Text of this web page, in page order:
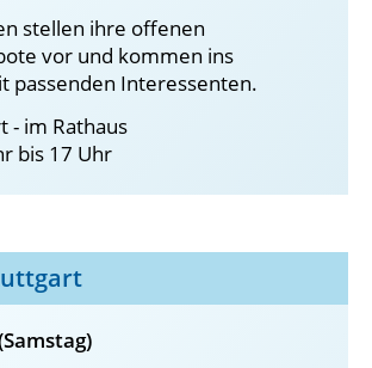
stellen ihre offenen
vor und kommen ins
passenden Interessenten.
- im Rathaus
bis 17 Uhr